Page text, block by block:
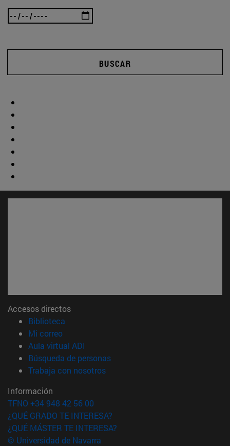
BUSCAR
Accesos directos
Biblioteca
Mi correo(abre en nueva ventana)
Aula virtual ADI
Búsqueda de personas(abre en nueva ventana)
Trabaja con nosotros(abre en nueva ventana)
Información
TFNO +34 948 42 56 00
¿QUÉ GRADO TE INTERESA?
¿QUÉ MÁSTER TE INTERESA?
© Universidad de Navarra